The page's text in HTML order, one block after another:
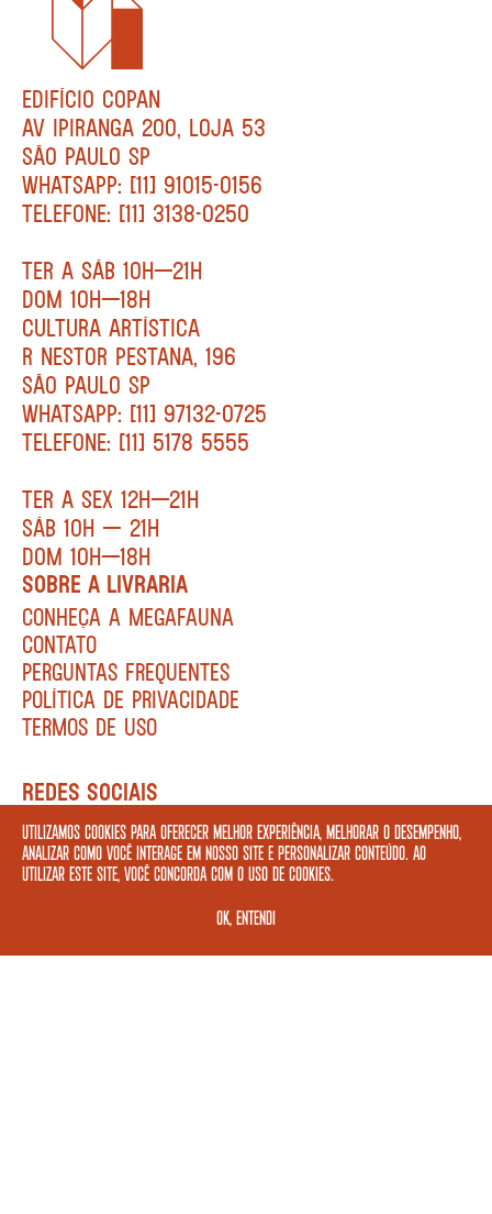
Utilizamos cookies para oferecer melhor experiência, melhorar o desempenho,
analizar como você interage em nosso site e personalizar conteúdo. Ao
utilizar este site, você concorda com o uso de cookies.
OK, ENTENDI
EDIFÍCIO COPAN
AV IPIRANGA 200, LOJA 53
SÃO PAULO SP
WHATSAPP: [11] 91015-0156
TELEFONE: [11] 3138-0250
TER A SÁB 10H—21H
DOM 10H—18H
CULTURA ARTÍSTICA
R NESTOR PESTANA, 196
SÃO PAULO SP
WHATSAPP: [11] 97132-0725
TELEFONE: [11] 5178 5555
TER A SEX 12H—21H
SÁB 10H — 21H
DOM 10H—18H
SOBRE A LIVRARIA
CONHEÇA A MEGAFAUNA
CONTATO
PERGUNTAS FREQUENTES
POLÍTICA DE PRIVACIDADE
TERMOS DE USO
REDES SOCIAIS
FORMAS DE PAGAMENTO